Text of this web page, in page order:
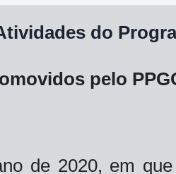
do
pelo
de 2020, em